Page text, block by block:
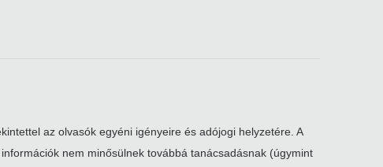
az olvasók egyéni igényeire és adójogi helyzetére. A
nem minősülnek továbbá tanácsadásnak (úgymint